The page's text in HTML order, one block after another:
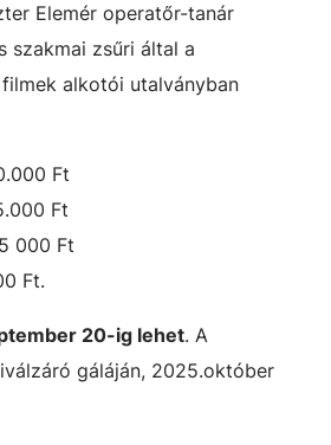
Elemér operatőr-tanár
szakmai zsűri által a
alkotói utalványban
Ft
Ft
000 Ft
Ft.
20-ig lehet. A
gáláján, 2025.október